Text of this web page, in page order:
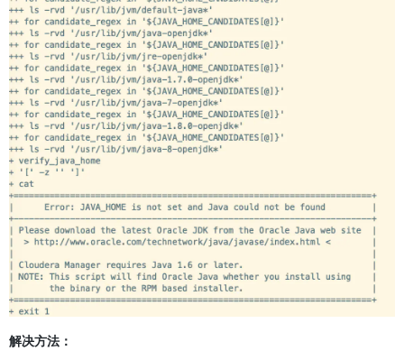
解决方法：